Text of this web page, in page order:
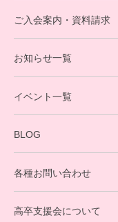
eスポーツコース
就労支援コース
英会話・海外留学コース
寮生活サポート
卒業生の今
ご入会案内・資料請求
お知らせ一覧
イベント一覧
BLOG
保護者交流だより一覧
各種お問い合わせ
高卒支援会について